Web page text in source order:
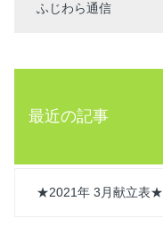
ふじわら通信
最近の記事
★2021年 3月献立表★